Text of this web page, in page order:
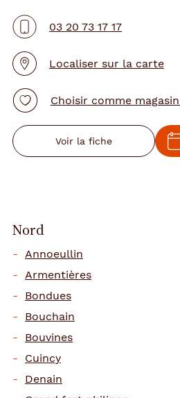
03 20 73 17 17
Localiser sur la carte
Choisir comme
Voir la fiche
Nord
Annoeullin
Armentières
Bondues
Bouchain
Bouvines
Cuincy
Denain